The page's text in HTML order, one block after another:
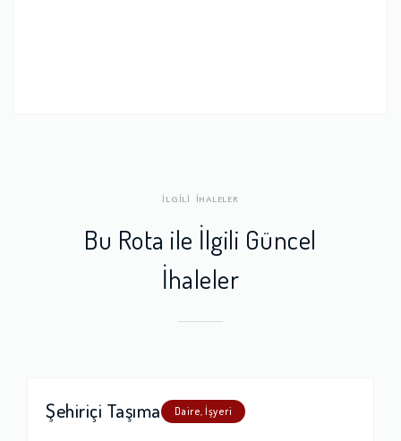
İLGİLİ İHALELER
Bu Rota ile İlgili Güncel
İhaleler
Şehiriçi Taşıma Daire, İşyeri